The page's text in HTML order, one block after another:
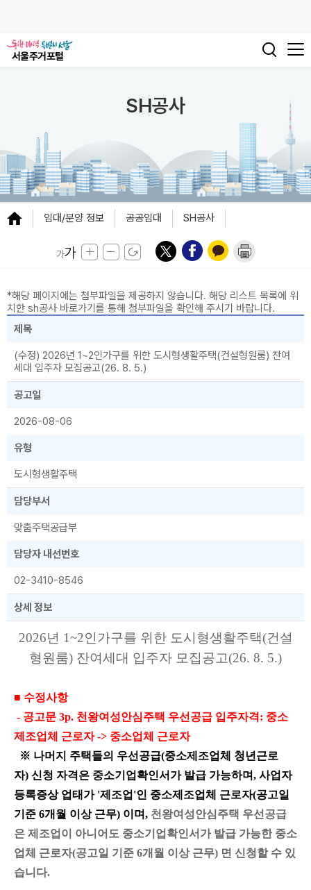
SH공사
임대/분양 정보 공공임대 SH공사
*해당 페이지에는 첨부파일을 제공하지 않습니다. 해당 리스트 목록에 위
치한 sh공사 바로가기를 통해 첨부파일을 확인해 주시기 바랍니다.
제목
(수정) 2026년 1~2인가구를 위한 도시형생활주택(건설형원룸) 잔여
세대 입주자 모집공고(26. 8. 5.)
공고일
2026-08-06
유형
도시형생활주택
담당부서
맞춤주택공급부
담당자 내선번호
02-3410-8546
상세 정보
2026년 1~2인가구를 위한 도시형생활주택(건설
형원룸) 잔여세대 입주자 모집공고(26. 8. 5.)
■ 수정사항
- 공고문 3p. 천왕여성안심주택 우선공급 입주자격: 중소
제조업체 근로자 -> 중소업체 근로자
※ 나머지 주택들의 우선공급(중소제조업체 청년근로
자) 신청 자격은 중소기업확인서가 발급 가능하며, 사업자
등록증상 업태가 '제조업'인 중소제조업체 근로자(공고일
기준 6개월 이상 근무) 이며, 천 왕여 성안심 주택 우선 공급
은 제 조업 이 아니 어 도 중소기업확인서가 발급 가능한 중소
업체 근로자(공고일 기준 6개월 이상 근무) 면 신청할 수 있
습니 다.